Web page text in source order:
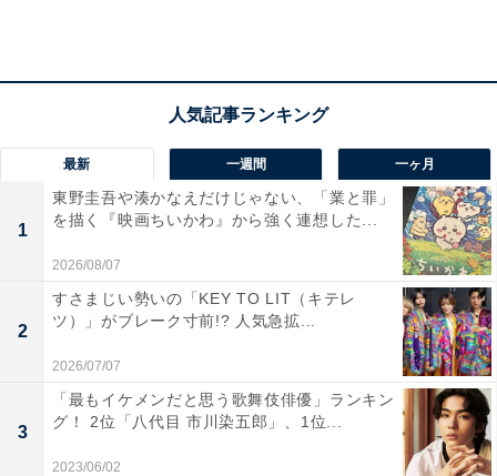
僕の目が キミの手が 僕らの声が
自由でこそ 生命だから
には、そのスケールの大きさに涙が出るし、未来を生き
るための手がかりを感じる。SMAPだからこその楽曲で
ある。
『この瞬間、きっと夢じゃない』（作詞･作曲:Hi-Fi
最新 一週間 一ヶ月
1
東野圭吾や湊かなえだけじゃない、「業と罪」
を描く『映画ちいかわ』から強く連想した...
2026/08/07
2
すさまじい勢いの「KEY TO LIT（キテレ
ツ）」がブレーク寸前!? 人気急拡...
2026/07/07
3
「最もイケメンだと思う歌舞伎俳優」ランキン
グ！ 2位「八代目 市川染五郎」、1位...
2023/06/02